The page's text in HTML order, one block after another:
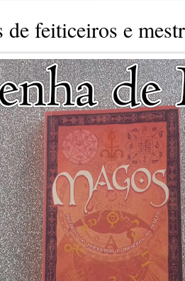
feiticeiros e